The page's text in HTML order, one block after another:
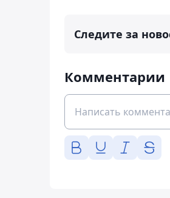
Следите за
Комментарии